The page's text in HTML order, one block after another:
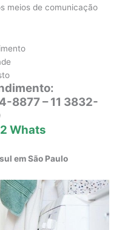
meios de comunicação
8877 – 11 3832-
Whats
em São Paulo